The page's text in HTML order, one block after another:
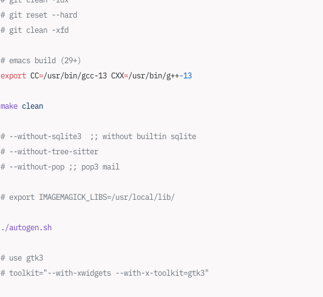
# git reset --hard
# git clean -xfd
# emacs build (29+)
export CC=/usr/bin/gcc-13 CXX=/usr/bin/g++-13
make clean
# --without-sqlite3  ;; without builtin sqlite
# --without-tree-sitter
# --without-pop ;; pop3 mail
# export IMAGEMAGICK_LIBS=/usr/local/lib/
./autogen.sh
# use gtk3
# toolkit="--with-xwidgets --with-x-toolkit=gtk3"